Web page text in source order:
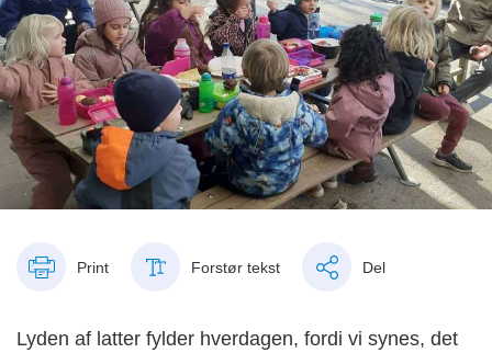
Print Forstør tekst Del
Lyden af latter fylder hverdagen, fordi vi synes, det